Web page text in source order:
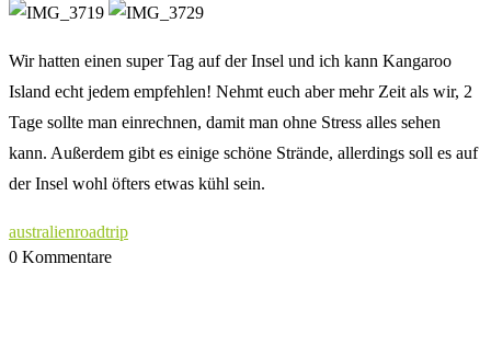
Wir hatten einen super Tag auf der Insel und ich kann Kangaroo
Island echt jedem empfehlen! Nehmt euch aber mehr Zeit als wir, 2
Tage sollte man einrechnen, damit man ohne Stress alles sehen
kann. Außerdem gibt es einige schöne Strände, allerdings soll es auf
der Insel wohl öfters etwas kühl sein.
australienroadtrip
0 Kommentare